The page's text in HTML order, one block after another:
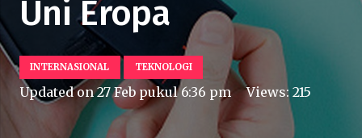
Uni Eropa
INTERNASIONAL TEKNOLOGI
Updated on27 Feb pukul 6:36 pm Views:215